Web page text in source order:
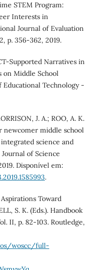
STEM Program:
Interests in
Journal of Evaluation
p. 356-362, 2019.
Supported Narratives in
on Middle School
Technology -
J. A.; ROO, A. K.
newcomer middle school
science and
of Science
Disponível em:
.
Toward
S. K. (Eds.). Handbook
II, p. 82-103. Routledge,
woscc/full-